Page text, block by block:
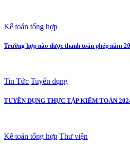
Kế toán tổng hợp
Trường hợp nào được thanh toán phép năm
Tin Tức Tuyển dụng
TUYỂN DỤNG THỰC TẬP KIỂM TOÁN
Kế toán tổng hợp Thư viện